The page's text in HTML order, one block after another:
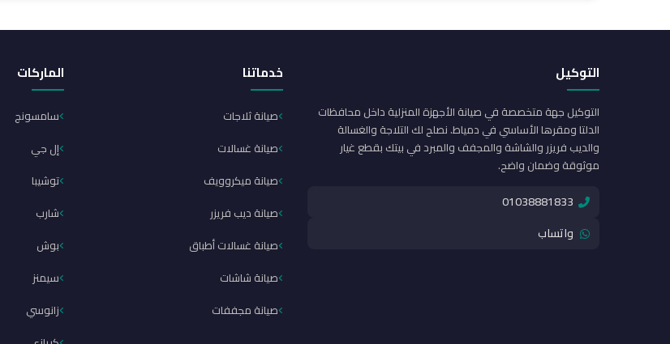
التوكيل
التوكيل جهة متخصصة في صيانة الأجهزة المنزلية داخل محافظات
الدلتا ومقرها الأساسي في دمياط. نصلح لك التلاجة والغسالة
والديب فريزر والشاشة والمجفف والمبرد في بيتك بقطع غيار
موثوقة وضمان واضح.
01038881833
واتساب
خدماتنا
صيانة ثلاجات
صيانة غسالات
صيانة ميكروويف
صيانة ديب فريزر
صيانة غسالات أطباق
صيانة شاشات
صيانة مجففات
الماركات
سامسونج
إل جي
توشيبا
شارب
بوش
سيمنز
زانوسي